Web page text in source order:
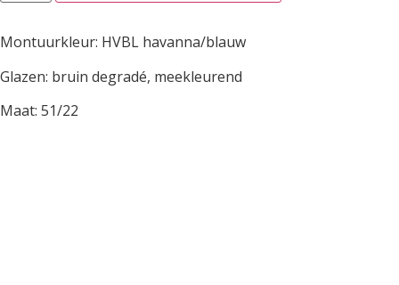
Montuurkleur: HVBL havanna/blauw
Glazen: bruin degradé, meekleurend
Maat: 51/22